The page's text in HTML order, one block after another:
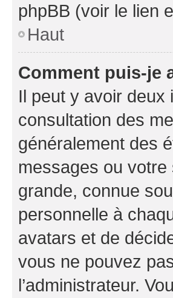
phpBB (voir le lien
Haut
Comment puis-je
Il peut y avoir deux
consultation des
généralement des
messages ou
grande, connue
personnelle à
avatars et de
vous ne pouvez
l’administrateur.